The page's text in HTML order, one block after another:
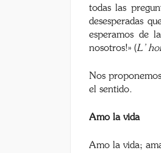
todas las
desesperadas
esperamos de
nosotros!» (L’
Nos
el sentido.
Amo la vida
Amo la vida;